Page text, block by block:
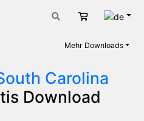
Warenkorb
Mehr Downloads
Carolina
Download